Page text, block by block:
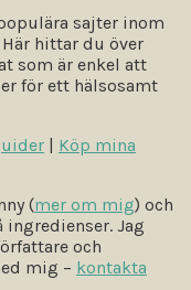
sajter inom
Här hittar du över
som är enkel att
för ett hälsosamt
| Köp mina
(mer om mig) och
Jag
och
mig – kontakta